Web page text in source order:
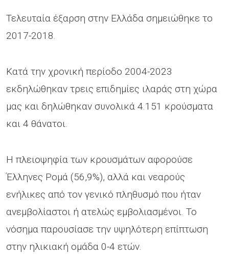
Τελευταία έξαρση στην Ελλάδα σημειώθηκε το
2017-2018.
Κατά την χρονική περίοδο 2004-2023
εκδηλώθηκαν τρεις επιδημίες ιλαράς στη χώρα
μας και δηλώθηκαν συνολικά 4.151 κρούσματα
και 4 θάνατοι.
Η πλειοψηφία των κρουσμάτων αφορούσε
Έλληνες Ρομά (56,9%), αλλά και νεαρούς
ενήλικες από τον γενικό πληθυσμό που ήταν
ανεμβολίαστοι ή ατελώς εμβολιασμένοι. Το
νόσημα παρουσίασε την υψηλότερη επίπτωση
στην ηλικιακή ομάδα 0-4 ετών.